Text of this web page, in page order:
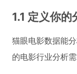
1.1 定义你的
猫眼电影数据能
的电影行业分析